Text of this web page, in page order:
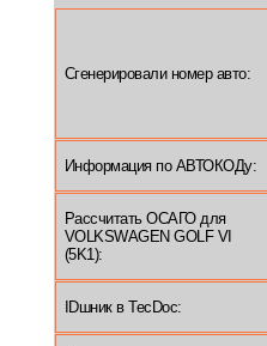
Сгенерировали номер авто:
Информация по АВТОКОДу:
Рассчитать ОСАГО для
VOLKSWAGEN GOLF VI
(5K1):
IDшник в TecDoc: